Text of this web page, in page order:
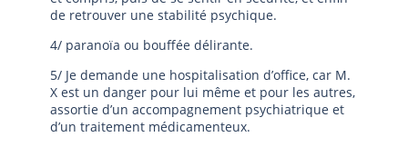
de retrouver une stabilité psychique.
4/ paranoïa ou bouffée délirante.
5/ Je demande une hospitalisation d’office, car M.
X est un danger pour lui même et pour les autres,
assortie d’un accompagnement psychiatrique et
d’un traitement médicamenteux.